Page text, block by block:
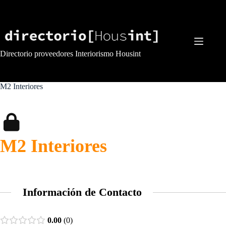
Directorio proveedores Interiorismo Housint
M2 Interiores
M2 Interiores
Información de Contacto
0.00 0